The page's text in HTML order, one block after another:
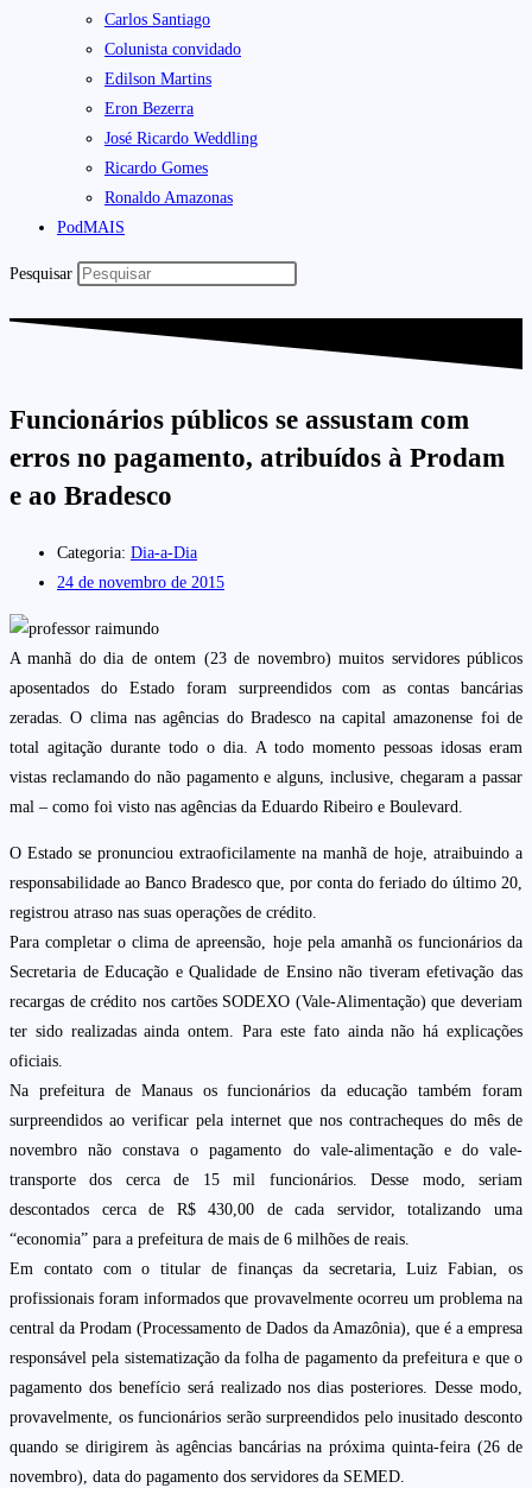
Carlos Santiago
Colunista convidado
Edilson Martins
Eron Bezerra
José Ricardo Weddling
Ricardo Gomes
Ronaldo Amazonas
PodMAIS
Pesquisar
Funcionários públicos se assustam com
erros no pagamento, atribuídos à Prodam
e ao Bradesco
Categoria: Dia-a-Dia
24 de novembro de 2015
A manhã do dia de ontem (23 de novembro) muitos servidores públicos
aposentados do Estado foram surpreendidos com as contas bancárias
zeradas. O clima nas agências do Bradesco na capital amazonense foi de
total agitação durante todo o dia. A todo momento pessoas idosas eram
vistas reclamando do não pagamento e alguns, inclusive, chegaram a passar
mal – como foi visto nas agências da Eduardo Ribeiro e Boulevard.
O Estado se pronunciou extraoficilamente na manhã de hoje, atraibuindo a
responsabilidade ao Banco Bradesco que, por conta do feriado do último 20,
registrou atraso nas suas operações de crédito.
Para completar o clima de apreensão, hoje pela amanhã os funcionários da
Secretaria de Educação e Qualidade de Ensino não tiveram efetivação das
recargas de crédito nos cartões SODEXO (Vale-Alimentação) que deveriam
ter sido realizadas ainda ontem. Para este fato ainda não há explicações
oficiais.
Na prefeitura de Manaus os funcionários da educação também foram
surpreendidos ao verificar pela internet que nos contracheques do mês de
novembro não constava o pagamento do vale-alimentação e do vale-
transporte dos cerca de 15 mil funcionários. Desse modo, seriam
descontados cerca de R$ 430,00 de cada servidor, totalizando uma
“economia” para a prefeitura de mais de 6 milhões de reais.
Em contato com o titular de finanças da secretaria, Luiz Fabian, os
profissionais foram informados que provavelmente ocorreu um problema na
central da Prodam (Processamento de Dados da Amazônia), que é a empresa
responsável pela sistematização da folha de pagamento da prefeitura e que o
pagamento dos benefício será realizado nos dias posteriores. Desse modo,
provavelmente, os funcionários serão surpreendidos pelo inusitado desconto
quando se dirigirem às agências bancárias na próxima quinta-feira (26 de
novembro), data do pagamento dos servidores da SEMED.